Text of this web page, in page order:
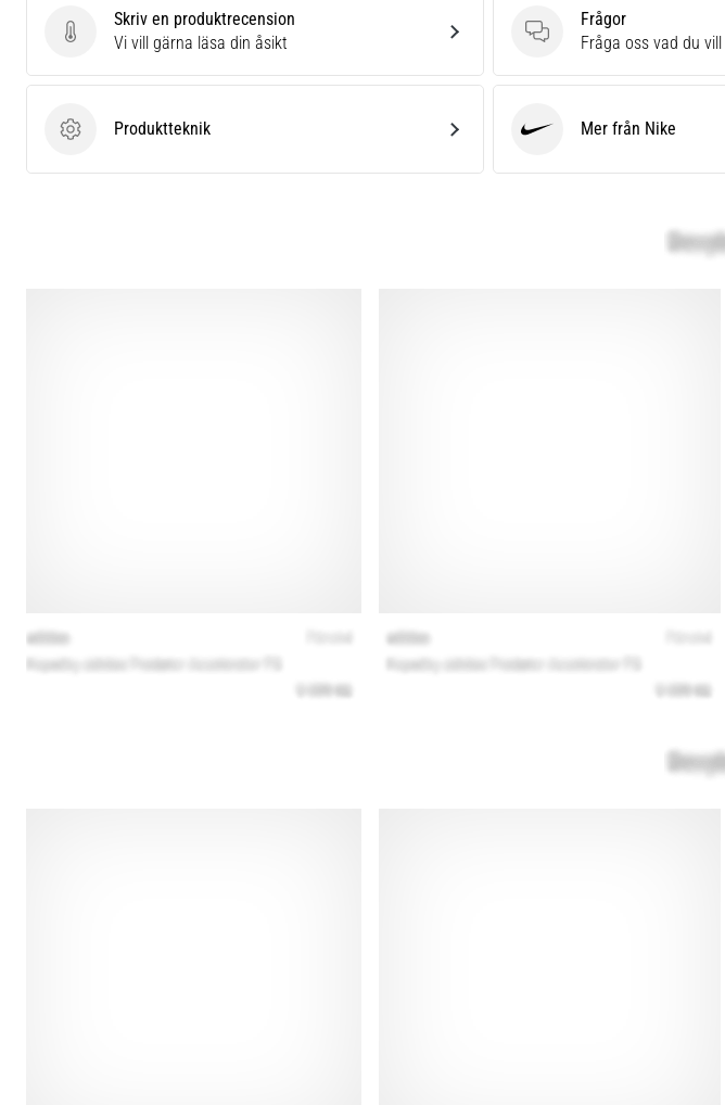
Skriv en produktrecension
Skriv en produktrecension
Vi vill gärna läsa din åsikt
Frågor
Frågor
Fråga oss vad du vill
ProduktteknikProduktteknik Mer från Nike